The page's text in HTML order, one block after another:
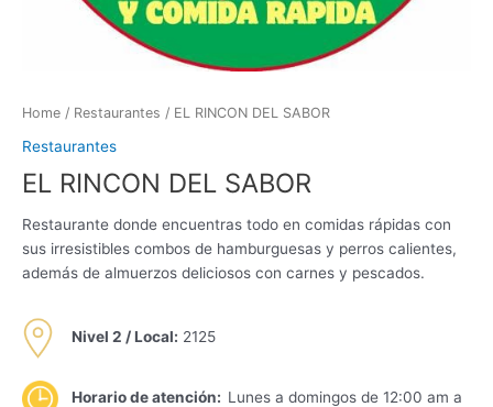
Home / Restaurantes / EL RINCON DEL SABOR
Restaurantes
EL RINCON DEL SABOR
Restaurante donde encuentras todo en comidas rápidas con
sus irresistibles combos de hamburguesas y perros calientes,
además de almuerzos deliciosos con carnes y pescados.
Nivel 2 /Local: 2125
Horario de atención: Lunes a domingos de 12:00 am a